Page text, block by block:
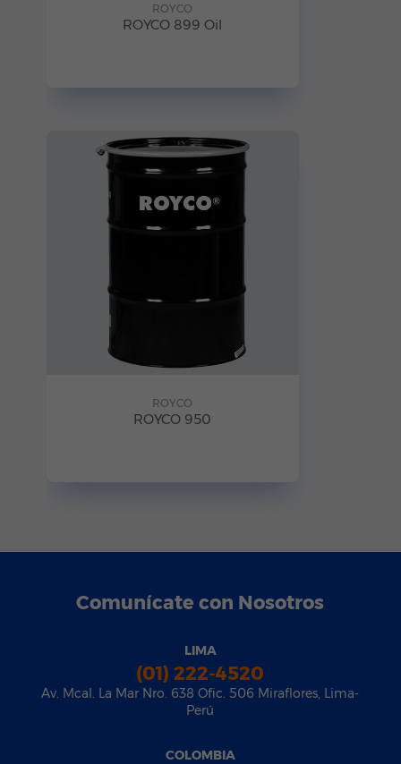
ROYCO
ROYCO 899 Oil
ROYCO
ROYCO 950
Comunícate con Nosotros
LIMA
(01) 222-4520
Av. Mcal. La Mar Nro. 638 Ofic. 506 Miraflores, Lima-
Perú
COLOMBIA